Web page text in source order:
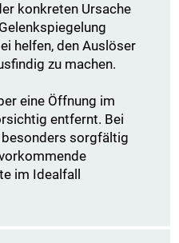
konkreten Ursache
helfen, den Auslöser
zu machen.
eine Öffnung im
entfernt. Bei
sorgfältig
im Idealfall